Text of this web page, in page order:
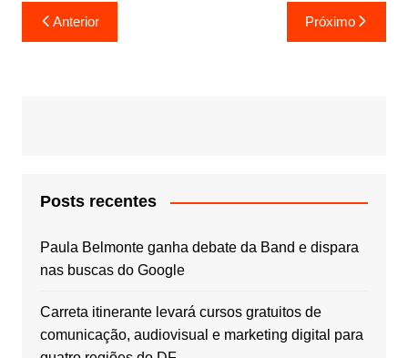
Navegação
de
Anterior Próximo
Posts recentes
Paula Belmonte ganha debate da Band e dispara
nas buscas do Google
Carreta itinerante levará cursos gratuitos de
comunicação, audiovisual e marketing digital para